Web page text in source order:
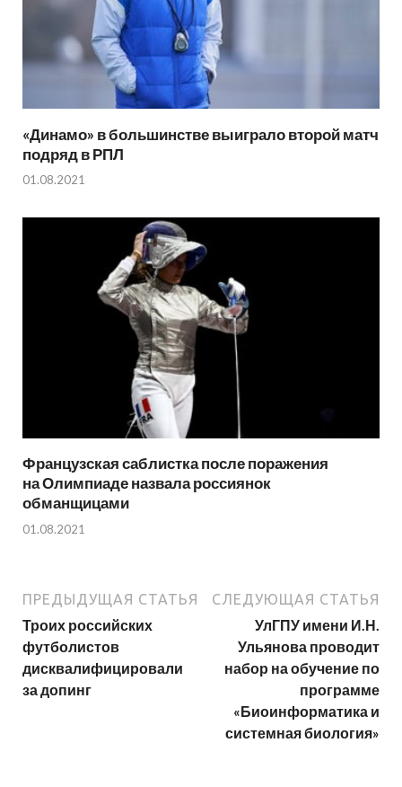
«Динамо» в большинстве выиграло второй матч
подряд в РПЛ
01.08.2021
Французская саблистка после поражения
на Олимпиаде назвала россиянок
обманщицами
01.08.2021
ПРЕДЫДУЩАЯ СТАТЬЯ
Троих российских
футболистов
дисквалифицировали
за допинг
СЛЕДУЮЩАЯ СТАТЬЯ
УлГПУ имени И.Н.
Ульянова проводит
набор на обучение по
программе
«Биоинформатика и
системная биология»